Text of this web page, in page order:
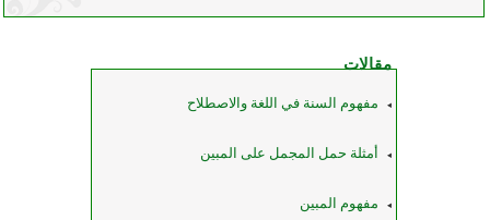
مقالات
مفهوم السنة في اللغة والاصطلاح
أمثلة حمل المجمل على المبين
مفهوم المبين